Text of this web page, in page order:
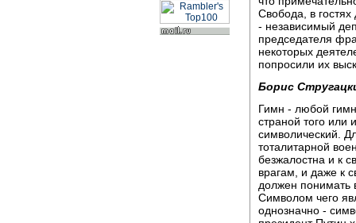
Свобода, в
- независимый
председателя
некоторых
попросили их
Борис
Гимн - любой
страной того или
символический.
тоталитарной
безжалостна и к
врагам, и даже к
должен понимать
Символом чего
однозначно -